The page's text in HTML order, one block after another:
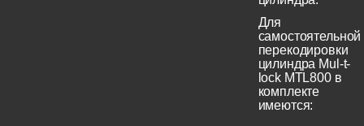
Для
самостоятельной
перекодировки
цилиндра Mul-t-
lock MTL800 в
комплекте
имеются: